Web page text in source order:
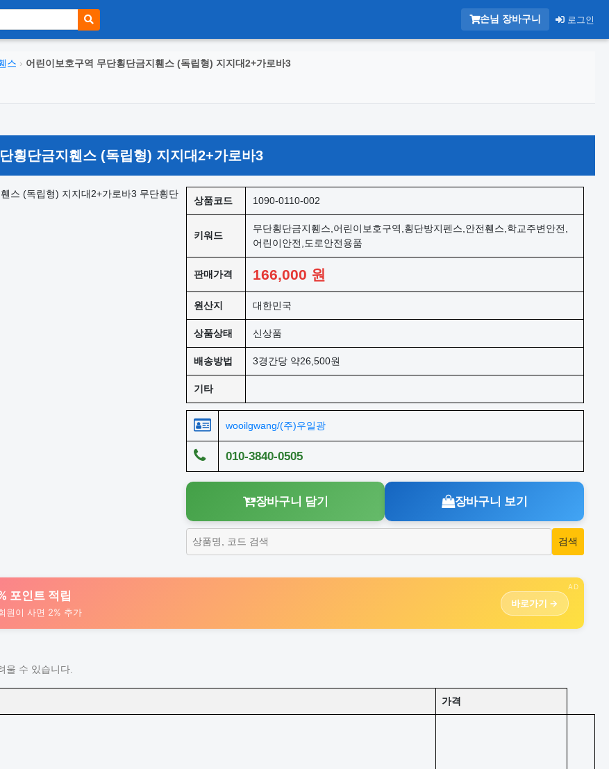
손님 장바구니 로그인
스 › 어린이보호구역 무단횡단금지휀스 (독립형) 지지대2+가로바3
횡단금지휀스 (독립형) 지지대2+가로바3
상품코드 1090-0110-002
키워드
무단횡단금지휀스,어린이보호구역,횡단방지펜스,안전휀스,학교주변안전,
어린이안전,도로안전용품
판매가격 166,000 원
원산지 대한민국
상품상태 신상품
배송방법 3경간당 약26,500원
기타
wooilgwang/(주)우일광
010-3840-0505
장바구니 담기 장바구니 보기
AD
포인트 적립
원이 사면 2% 추가
바로가기 →
울 수 있습니다.
가격